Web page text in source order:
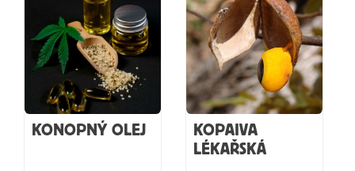
KONOPNÝ OLEJ
KOPAIVA
LÉKAŘSKÁ